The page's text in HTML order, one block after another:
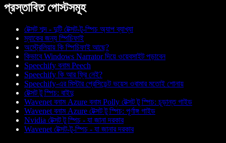
প্রস্তাবিত পোস্টসমূহ
টেক্সট শব্দ - দুটি টেক্সট-টু-স্পিচ অ্যাপ ব্যাখ্যা
ম্যাকের জন্য স্পিচিফাই
অস্ট্রেলিয়ায় কি স্পিচিফাই আছে?
কিভাবে Windows Narrator দিয়ে ওয়েবসাইট পড়াবেন
Speechify বনাম Peech
Speechify কি আর ফ্রি নেই?
Speechify-এর মিস্টার প্রেসিডেন্ট ভয়েস ওবামার মতোই শোনায়
টেক্সট টু স্পিচ: বাইদু
Wavenet বনাম Azure বনাম Polly টেক্সট টু স্পিচ: চূড়ান্ত গাইড
Wavenet বনাম Azure টেক্সট টু স্পিচ: পূর্ণাঙ্গ গাইড
Nvidia টেক্সট টু স্পিচ - যা জানা দরকার
Wavenet টেক্সট-টু-স্পিচ - যা জানার দরকার